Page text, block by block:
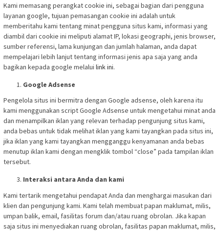
Kami memasang perangkat cookie ini, sebagai bagian dari pengguna
layanan google, tujuan pemasangan cookie ini adalah untuk
memberitahu kami tentang minat pengguna situs kami, informasi yang
diambil dari cookie ini meliputi alamat IP, lokasi geographi, jenis browser,
sumber referensi, lama kunjungan dan jumlah halaman, anda dapat
mempelajari lebih lanjut tentang informasi jenis apa saja yang anda
bagikan kepada google melalui link ini.
Google Adsense
Pengelola situs ini bermitra dengan Google adsense, oleh karena itu
kami menggunakan script Google Adsense untuk mengetahui minat anda
dan menampilkan iklan yang relevan terhadap pengunjung situs kami,
anda bebas untuk tidak melihat iklan yang kami tayangkan pada situs ini,
jika iklan yang kami tayangkan mengganggu kenyamanan anda bebas
menutup iklan kami dengan mengklik tombol “close” pada tampilan iklan
tersebut.
Interaksi antara Anda dan kami
Kami tertarik mengetahui pendapat Anda dan menghargai masukan dari
klien dan pengunjung kami. Kami telah membuat papan maklumat, milis,
umpan balik, email, fasilitas forum dan/atau ruang obrolan. Jika kapan
saja situs ini menyediakan ruang obrolan, fasilitas papan maklumat, milis,